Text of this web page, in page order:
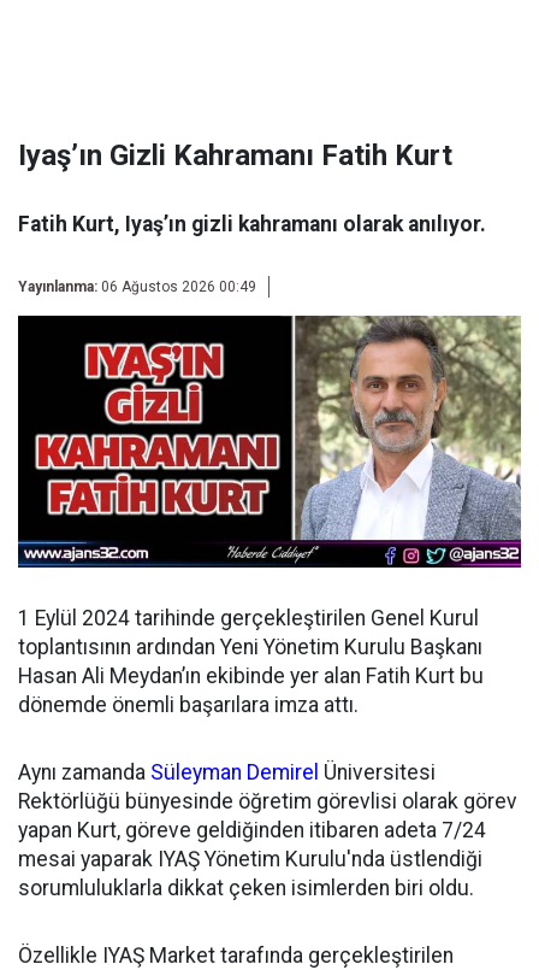
Iyaş’ın Gizli Kahramanı Fatih Kurt
Fatih Kurt, Iyaş’ın gizli kahramanı olarak anılıyor.
Yayınlanma: 06 Ağustos 2026 00:49
1 Eylül 2024 tarihinde gerçekleştirilen Genel Kurul
toplantısının ardından Yeni Yönetim Kurulu Başkanı
Hasan Ali Meydan’ın ekibinde yer alan Fatih Kurt bu
dönemde önemli başarılara imza attı.
Aynı zamanda Süleyman Demirel Üniversitesi
Rektörlüğü bünyesinde öğretim görevlisi olarak görev
yapan Kurt, göreve geldiğinden itibaren adeta 7/24
mesai yaparak IYAŞ Yönetim Kurulu'nda üstlendiği
sorumluluklarla dikkat çeken isimlerden biri oldu.
Özellikle IYAŞ Market tarafında gerçekleştirilen